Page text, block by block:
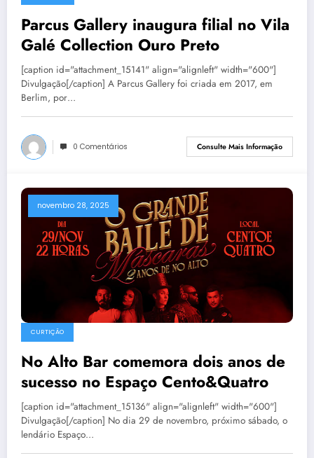
Parcus Gallery inaugura filial no Vila
Galé Collection Ouro Preto
[caption id="attachment_15141" align="alignleft" width="600"]
Divulgação[/caption] A Parcus Gallery foi criada em 2017, em
Berlim, por…
0 Comentários Consulte Mais Informação
novembro 28, 2025
CURTIÇÃO
No Alto Bar comemora dois anos de
sucesso no Espaço Cento&Quatro
[caption id="attachment_15136" align="alignleft" width="600"]
Divulgação[/caption] No dia 29 de novembro, próximo sábado, o
lendário Espaço…